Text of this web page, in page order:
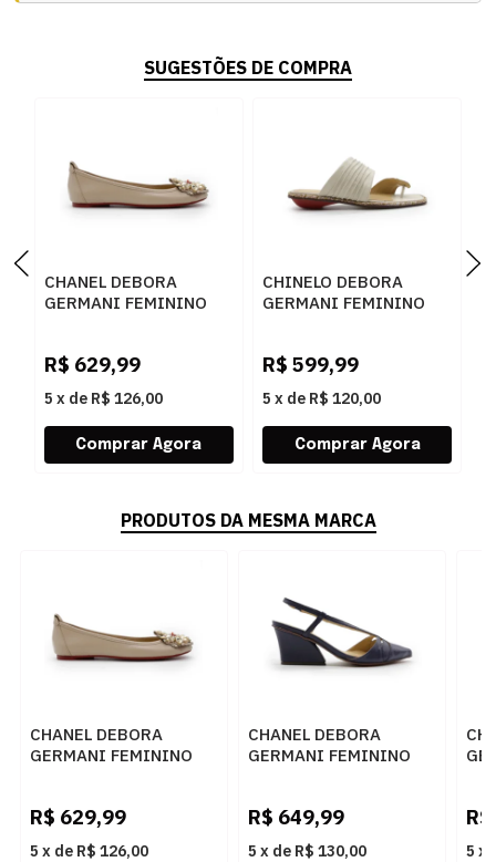
SUGESTÕES DE COMPRA
CHANEL DEBORA
GERMANI FEMININO
R$ 629,99
5 x de R$ 126,00
CHINELO DEBORA
GERMANI FEMININO
R$ 599,99
5 x de R$ 120,00
PRODUTOS DA MESMA MARCA
CHANEL DEBORA
GERMANI FEMININO
R$ 629,99
5 x de R$ 126,00
CHANEL DEBORA
GERMANI FEMININO
R$ 649,99
5 x de R$ 130,00
R$
5 x